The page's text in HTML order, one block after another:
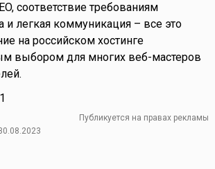
соответствие требованиям
и легкая коммуникация – все это
на российском хостинге
выбором для многих веб-мастеров
Публикуется на правах рекламы